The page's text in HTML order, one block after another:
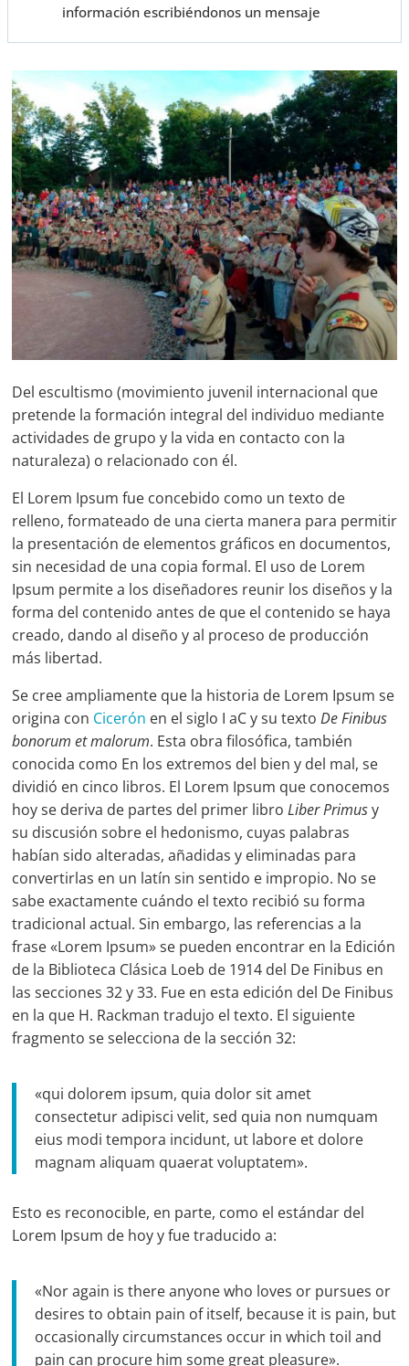
información escribiéndonos un mensaje
Del escultismo (movimiento juvenil internacional que
pretende la formación integral del individuo mediante
actividades de grupo y la vida en contacto con la
naturaleza) o relacionado con él.
El Lorem Ipsum fue concebido como un texto de
relleno, formateado de una cierta manera para permitir
la presentación de elementos gráficos en documentos,
sin necesidad de una copia formal. El uso de Lorem
Ipsum permite a los diseñadores reunir los diseños y la
forma del contenido antes de que el contenido se haya
creado, dando al diseño y al proceso de producción
más libertad.
Se cree ampliamente que la historia de Lorem Ipsum se
origina con Cicerón en el siglo I aC y su texto De Finibus
bonorum et malorum. Esta obra filosófica, también
conocida como En los extremos del bien y del mal, se
dividió en cinco libros. El Lorem Ipsum que conocemos
hoy se deriva de partes del primer libro Liber Primusy
su discusión sobre el hedonismo, cuyas palabras
habían sido alteradas, añadidas y eliminadas para
convertirlas en un latín sin sentido e impropio. No se
sabe exactamente cuándo el texto recibió su forma
tradicional actual. Sin embargo, las referencias a la
frase «Lorem Ipsum» se pueden encontrar en la Edición
de la Biblioteca Clásica Loeb de 1914 del De Finibus en
las secciones 32 y 33. Fue en esta edición del De Finibus
en la que H. Rackman tradujo el texto. El siguiente
fragmento se selecciona de la sección 32:
«qui dolorem ipsum, quia dolor sit amet
consectetur adipisci velit, sed quia non numquam
eius modi tempora incidunt, ut labore et dolore
magnam aliquam quaerat voluptatem».
Esto es reconocible, en parte, como el estándar del
Lorem Ipsum de hoy y fue traducido a:
«Nor again is there anyone who loves or pursues or
desires to obtain pain of itself, because it is pain, but
occasionally circumstances occur in which toil and
pain can procure him some great pleasure».